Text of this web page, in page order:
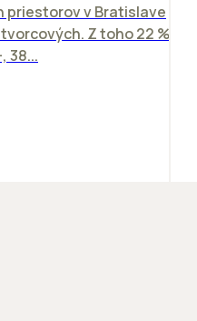
priestorov v Bratislave
Z toho 22 %
38...